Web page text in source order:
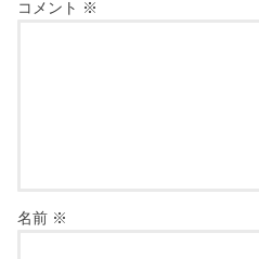
コメント ※
名前 ※